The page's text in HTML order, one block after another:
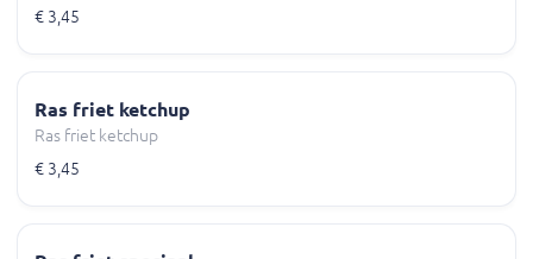
€ 3,45
Ras friet ketchup
Ras friet ketchup
€ 3,45